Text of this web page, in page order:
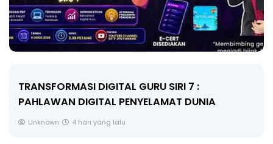
MAJLIS ANUGERAH FFK (FESTIVAL LENSA
PENDIDIKAN - FLeP) 2026
Unknown 5 hari yang lalu